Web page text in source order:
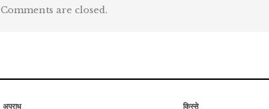
Comments are closed.
अपराध
किस्से